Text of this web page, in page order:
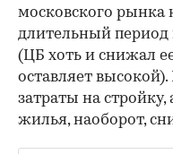
московского
длительный период
(ЦБ хоть и снижал
оставляет
затраты на
жилья, наоборот,